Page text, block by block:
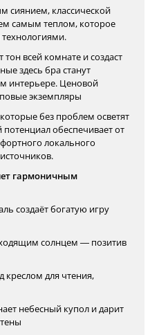
сиянием, классической
самым теплом, которое
всей комнате и создаст
здесь бра станут
интерьере. Ценовой
экземпляры
без проблем осветят
потенциал обеспечивает от
локального
гармоничным
создаёт богатую игру
солнцем — позитив
креслом для чтения,
небесный купол и дарит